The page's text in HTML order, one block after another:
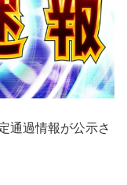
通過情報が公示さ